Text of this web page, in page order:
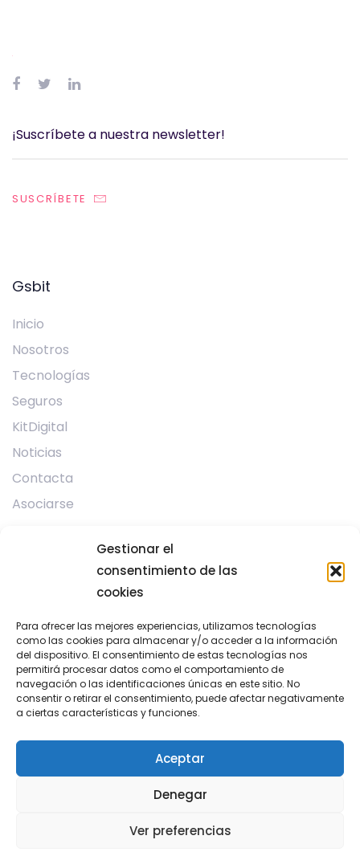
Gestionar el
consentimiento de las
cookies
Para ofrecer las mejores experiencias, utilizamos tecnologías
como las cookies para almacenar y/o acceder a la información
del dispositivo. El consentimiento de estas tecnologías nos
permitirá procesar datos como el comportamiento de
navegación o las identificaciones únicas en este sitio. No
consentir o retirar el consentimiento, puede afectar negativamente
a ciertas características y funciones.
Aceptar
Denegar
Ver preferencias
SUSCRÍBETE
Gsbit
Inicio
Nosotros
Tecnologías
Seguros
KitDigital
Noticias
Contacta
Asociarse
Mentorización
Contacto
971 439 866
gerencia@gsbit.org
Condiciones de uso y privacidad